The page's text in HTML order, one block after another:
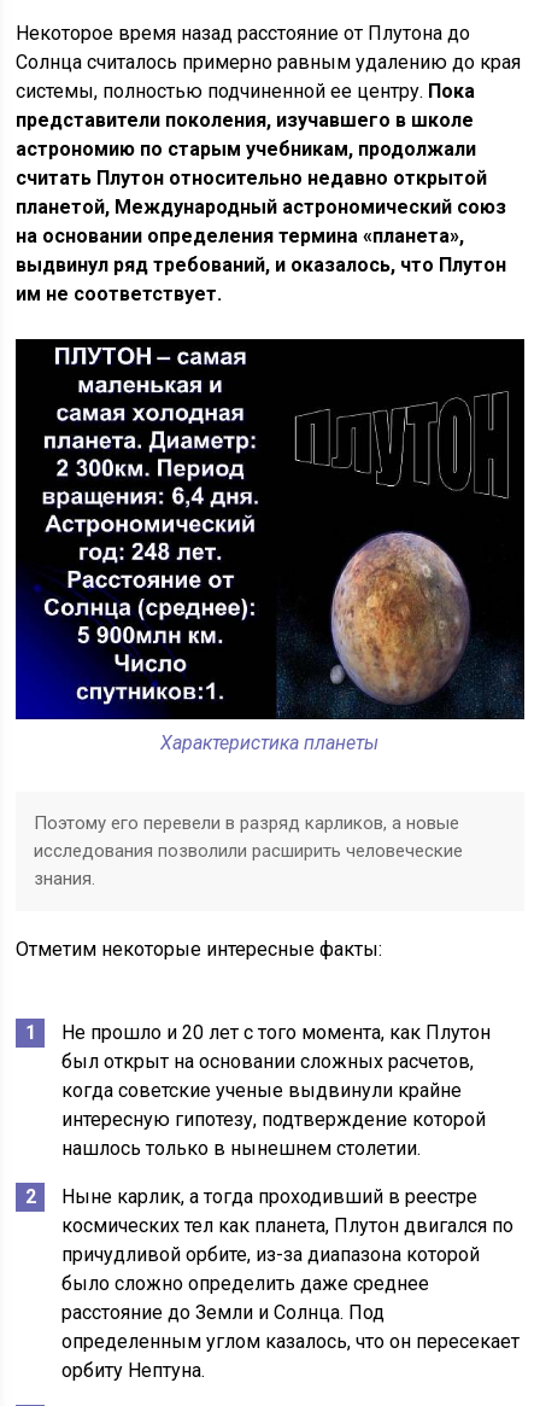
Некоторое время назад расстояние от Плутона до
Солнца считалось примерно равным удалению до края
системы, полностью подчиненной ее центру. Пока
представители поколения, изучавшего в школе
астрономию по старым учебникам, продолжали
считать Плутон относительно недавно открытой
планетой, Международный астрономический союз
на основании определения термина «планета»,
выдвинул ряд требований, и оказалось, что Плутон
им не соответствует.
Характеристика планеты
Поэтому его перевели в разряд карликов, а новые
исследования позволили расширить человеческие
знания.
Отметим некоторые интересные факты:
Не прошло и 20 лет с того момента, как Плутон
был открыт на основании сложных расчетов,
когда советские ученые выдвинули крайне
интересную гипотезу, подтверждение которой
нашлось только в нынешнем столетии.
Ныне карлик, а тогда проходивший в реестре
космических тел как планета, Плутон двигался по
причудливой орбите, из-за диапазона которой
было сложно определить даже среднее
расстояние до Земли и Солнца. Под
определенным углом казалось, что он пересекает
орбиту Нептуна.